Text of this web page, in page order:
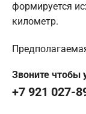
формируется
километр.
Звоните чтобы
+7 921 027-